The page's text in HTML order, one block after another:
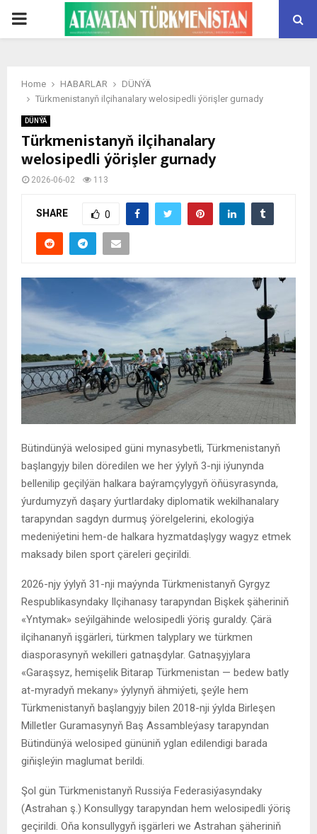
PRIMARY
Home HABARLAR
DÜNÝÄ
Türkmenistanyň ilçihanalary welosipedli ýörişler gurnady
DÜNÝÄ
Türkmenistanyň ilçihanalary
welosipedli ýörişler gurnady
2026-06-02 113
SHARE 0
Bütindünýä welosiped güni mynasybetli, Türkmenistanyň
başlangyjy bilen döredilen we her ýylyň 3-nji iýunynda
bellenilip geçilýän halkara baýramçylygyň öňüsyrasynda,
ýurdumyzyň daşary ýurtlardaky diplomatik wekilhanalary
tarapyndan sagdyn durmuş ýörelgelerini, ekologiýa
medeniýetini hem-de halkara hyzmatdaşlygy wagyz etmek
maksady bilen sport çäreleri geçirildi.
2026-njy ýylyň 31-nji maýynda Türkmenistanyň Gyrgyz
Respublikasyndaky Ilçihanasy tarapyndan Bişkek şäheriniň
«Yntymak» seýilgähinde welosipedli ýöriş guraldy. Çärä
ilçihananyň işgärleri, türkmen talyplary we türkmen
diasporasynyň wekilleri gatnaşdylar. Gatnaşyjylara
«Garaşsyz, hemişelik Bitarap Türkmenistan — bedew batly
at-myradyň mekany» ýylynyň ähmiýeti, şeýle hem
Türkmenistanyň başlangyjy bilen 2018-nji ýylda Birleşen
Milletler Guramasynyň Baş Assambleýasy tarapyndan
Bütindünýä welosiped gününiň yglan edilendigi barada
giňişleýin maglumat berildi.
Şol gün Türkmenistanyň Russiýa Federasiýasyndaky
(Astrahan ş.) Konsullygy tarapyndan hem welosipedli ýöriş
geçirildi. Oňa konsullygyň işgärleri we Astrahan şäheriniň